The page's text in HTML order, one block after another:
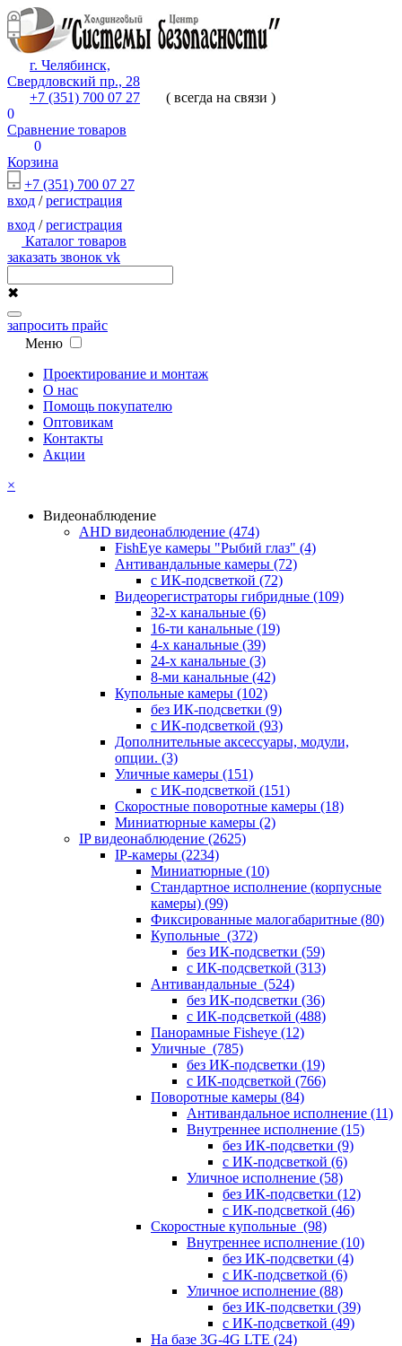
г. Челябинск,
Свердловский пр., 28
+7 (351) 700 07 27
( всегда на связи )
0
Сравнение товаров
0
Корзина
+7 (351) 700 07 27
вход /регистрация
вход /регистрация
Каталог товаров
заказать звонок vk
✖
запросить прайс
Меню
Проектирование и монтаж
О нас
Помощь покупателю
Оптовикам
Контакты
Акции
×
Видеонаблюдение
AHD видеонаблюдение (474)
FishEye камеры "Рыбий глаз" (4)
Антивандальные камеры (72)
с ИК-подсветкой (72)
Видеорегистраторы гибридные (109)
32-х канальные (6)
16-ти канальные (19)
4-х канальные (39)
24-х канальные (3)
8-ми канальные (42)
Купольные камеры (102)
без ИК-подсветки (9)
с ИК-подсветкой (93)
Дополнительные аксессуары, модули,
опции. (3)
Уличные камеры (151)
с ИК-подсветкой (151)
Скоростные поворотные камеры (18)
Миниатюрные камеры (2)
IP видеонаблюдение (2625)
IP-камеры (2234)
Миниатюрные (10)
Стандартное исполнение (корпусные
камеры) (99)
Фиксированные малогабаритные (80)
Купольные (372)
без ИК-подсветки (59)
с ИК-подсветкой (313)
Антивандальные (524)
без ИК-подсветки (36)
с ИК-подсветкой (488)
Панорамные Fisheye (12)
Уличные (785)
без ИК-подсветки (19)
с ИК-подсветкой (766)
Поворотные камеры (84)
Антивандальное исполнение (11)
Внутреннее исполнение (15)
без ИК-подсветки (9)
с ИК-подсветкой (6)
Уличное исполнение (58)
без ИК-подсветки (12)
с ИК-подсветкой (46)
Скоростные купольные (98)
Внутреннее исполнение (10)
без ИК-подсветки (4)
с ИК-подсветкой (6)
Уличное исполнение (88)
без ИК-подсветки (39)
с ИК-подсветкой (49)
На базе 3G-4G LTE (24)